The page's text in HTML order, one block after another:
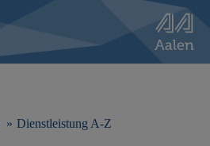
Dienstleistung A-Z